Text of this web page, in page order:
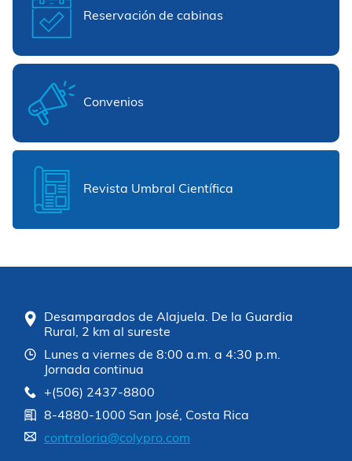
Reservación de cabinas
Convenios
Revista Umbral Científica
Desamparados de Alajuela. De la Guardia
Rural, 2 km al sureste
Lunes a viernes de 8:00 a.m. a 4:30 p.m.
Jornada continua
+(506) 2437-8800
8-4880-1000 San José, Costa Rica
contraloria@colypro.com